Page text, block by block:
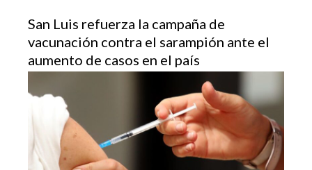
San Luis refuerza la campaña de
vacunación contra el sarampión ante el
aumento de casos en el país